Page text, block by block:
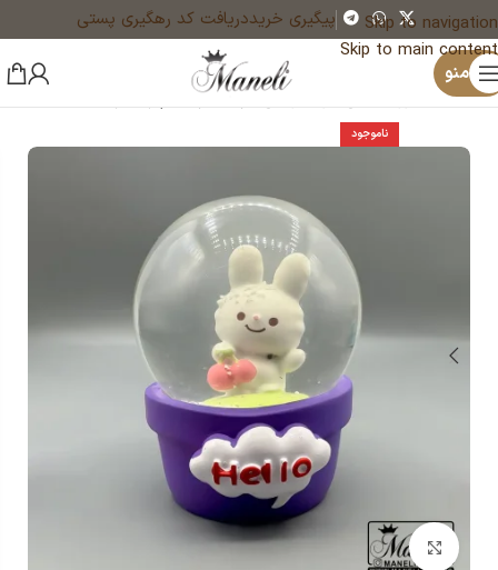
Skip to navigation
Skip to main content
پیگیری خریددریافت کد رهگیری پستی
منو
خانه اکسسوری مانلی گوی تزئینی گوی متوسط چراغدار
ناموجود
بزرگنمایی تصویر
×